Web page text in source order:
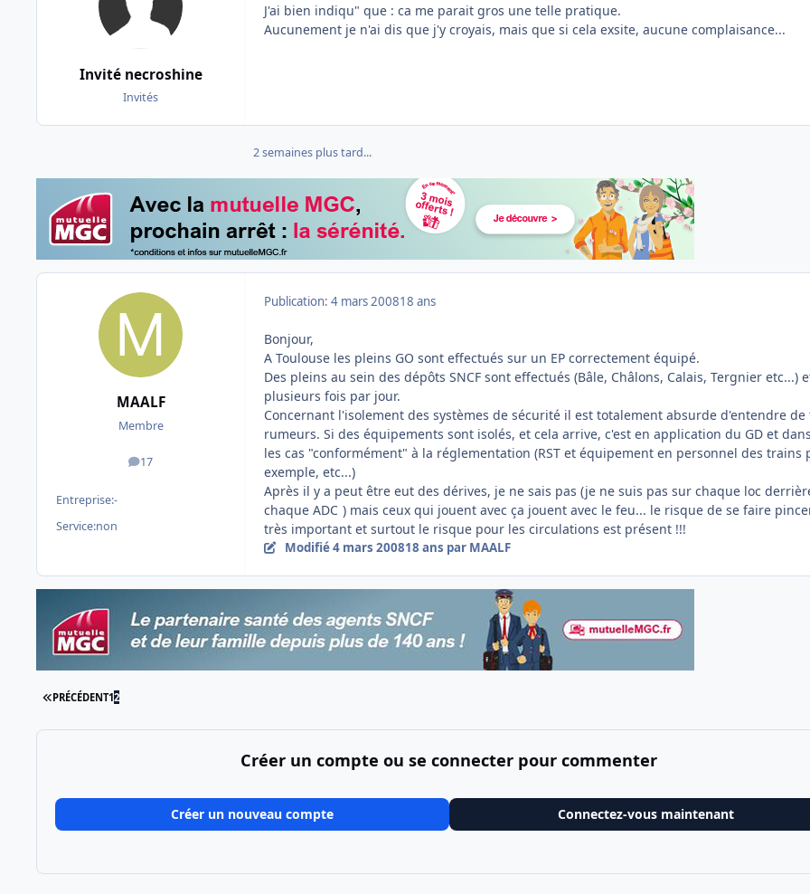
Invité necroshine
Invités
J'ai bien indiqu" que : ca me parait gros une telle pratique.
Aucunement je n'ai dis que j'y croyais, mais que si cela exsite, aucune complaisance...
2 semaines plus tard...
MAALF
Membre
17
messages
Entreprise:-
Service:non
Publication: 4 mars 200818 ans
Bonjour,
A Toulouse les pleins GO sont effectués sur un EP correctement équipé.
Des pleins au sein des dépôts SNCF sont effectués (Bâle, Châlons, Calais, Tergnier etc...)
plusieurs fois par jour.
Concernant l'isolement des systèmes de sécurité il est totalement absurde d'entendre de
rumeurs. Si des équipements sont isolés, et cela arrive, c'est en application du GD et
les cas "conformément" à la réglementation (RST et équipement en personnel des trains
exemple, etc...)
Après il y a peut être eut des dérives, je ne sais pas (je ne suis pas sur chaque loc
chaque ADC ) mais ceux qui jouent avec ça jouent avec le feu... le risque de se faire
très important et surtout le risque pour les circulations est présent !!!
Modifié4 mars 200818 ans par MAALF
PREMIÈRE PAGE
PRÉCÉDENT12
Créer un compte ou se connecter pour commenter
Créer un nouveau compte Connectez-vous maintenant